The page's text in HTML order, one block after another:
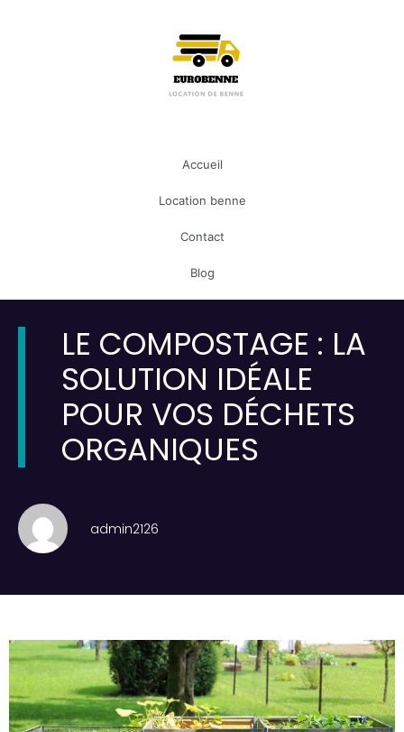
Accueil
Location benne
Contact
Blog
LE COMPOSTAGE : LA
SOLUTION IDÉALE
POUR VOS DÉCHETS
ORGANIQUES
admin2126